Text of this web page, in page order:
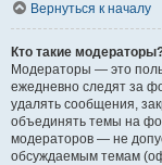
Вернуться к началу
Кто такие
Модераторы — это
ежедневно следят за
удалять сообщения,
объединять темы на
модераторов — не
обсуждаемым темам